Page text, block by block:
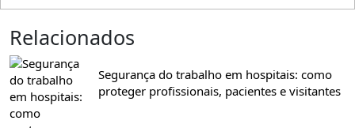
Relacionados
Segurança do trabalho em hospitais: como
proteger profissionais, pacientes e visitantes